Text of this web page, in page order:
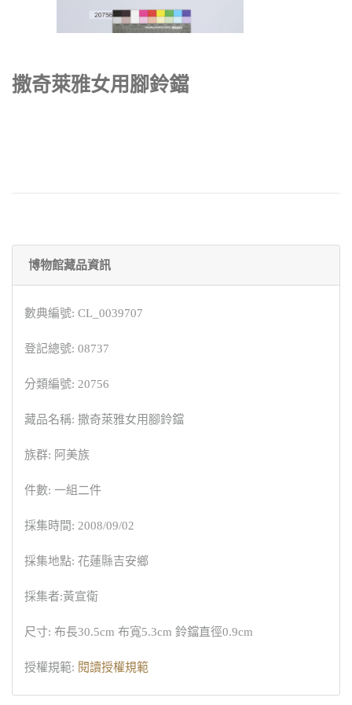
撒奇萊雅女用腳鈴鐺
博物館藏品資訊
數典編號: CL_0039707
登記總號: 08737
分類編號: 20756
藏品名稱: 撒奇萊雅女用腳鈴鐺
族群: 阿美族
件數: 一組二件
採集時間: 2008/09/02
採集地點: 花蓮縣吉安鄉
採集者:黃宣衛
尺寸: 布長30.5cm 布寬5.3cm 鈴鐺直徑0.9cm
授權規範: 閱讀授權規範